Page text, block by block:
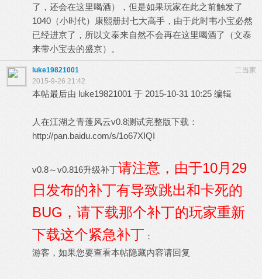
了，还会在这里喝酒），但是如果玩家在此之前触发了
1040（小时代）康熙册封七大高手，由于此时韦小宝必然
已经进京了，所以文泰来自然不会再在这里喝酒了（文泰
来带小宝去的盛京）。
二当家
luke19821001
2015-9-26 21:42
本帖最后由 luke19821001 于 2015-10-31 10:25 编辑
人在江湖之青蓬风云v0.8测试完整版下载：
http://pan.baidu.com/s/1o67XIQI
v0.8～v0.816升级补丁请注意，由于10月29
日发布的补丁有导致跳出和卡死的
BUG，请下载那个补丁的玩家重新
下载这个紧急补丁 ：
游客，如果您要查看本帖隐藏内容请回复